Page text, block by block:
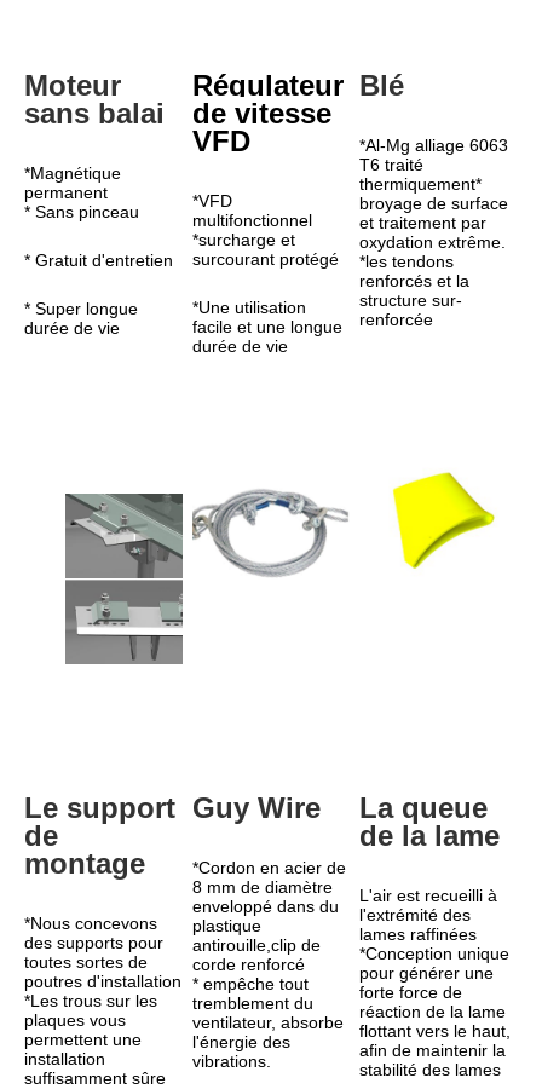
Moteur
sans balai
*Magnétique
permanent
* Sans pinceau
* Gratuit d'entretien
* Super longue
durée de vie
Régulateur
de vitesse
VFD
*VFD
multifonctionnel
*surcharge et
surcourant protégé
*Une utilisation
facile et une longue
durée de vie
Blé
*Al-Mg alliage 6063
T6 traité
thermiquement*
broyage de surface
et traitement par
oxydation extrême.
*les tendons
renforcés et la
structure sur-
renforcée
Le support
de
montage
*Nous concevons
des supports pour
toutes sortes de
poutres d'installation
*Les trous sur les
plaques vous
permettent une
installation
suffisamment sûre
Guy Wire
*Cordon en acier de
8 mm de diamètre
enveloppé dans du
plastique
antirouille,clip de
corde renforcé
* empêche tout
tremblement du
ventilateur, absorbe
l'énergie des
vibrations.
La queue
de la lame
L'air est recueilli à
l'extrémité des
lames raffinées
*Conception unique
pour générer une
forte force de
réaction de la lame
flottant vers le haut,
afin de maintenir la
stabilité des lames